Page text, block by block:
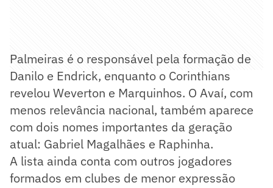
Palmeiras é o responsável pela formação de
Danilo e Endrick, enquanto o Corinthians
revelou Weverton e Marquinhos. O Avaí, com
menos relevância nacional, também aparece
com dois nomes importantes da geração
atual: Gabriel Magalhães e Raphinha.
A lista ainda conta com outros jogadores
formados em clubes de menor expressão